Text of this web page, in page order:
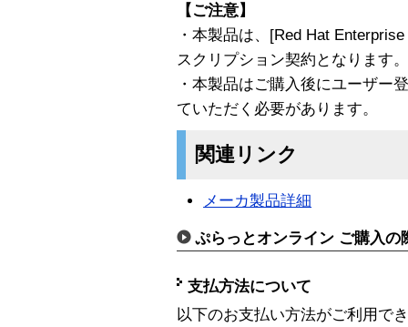
【ご注意】
・本製品は、[Red Hat
スクリプション契約となります。
・本製品はご購入後にユーザー
ていただく必要があります。
関連リンク
メーカ製品詳細
ぷらっとオンライン ご購入の
支払方法について
以下のお支払い方法がご利用で